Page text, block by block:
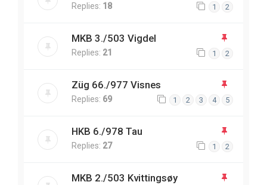
Replies: 18 1 2
MKB 3./503 Vigdel
Replies: 21 1 2
Züg 66./977 Visnes
Replies: 69 1 2 3 4 5
HKB 6./978 Tau
Replies: 27 1 2
MKB 2./503 Kvittingsøy